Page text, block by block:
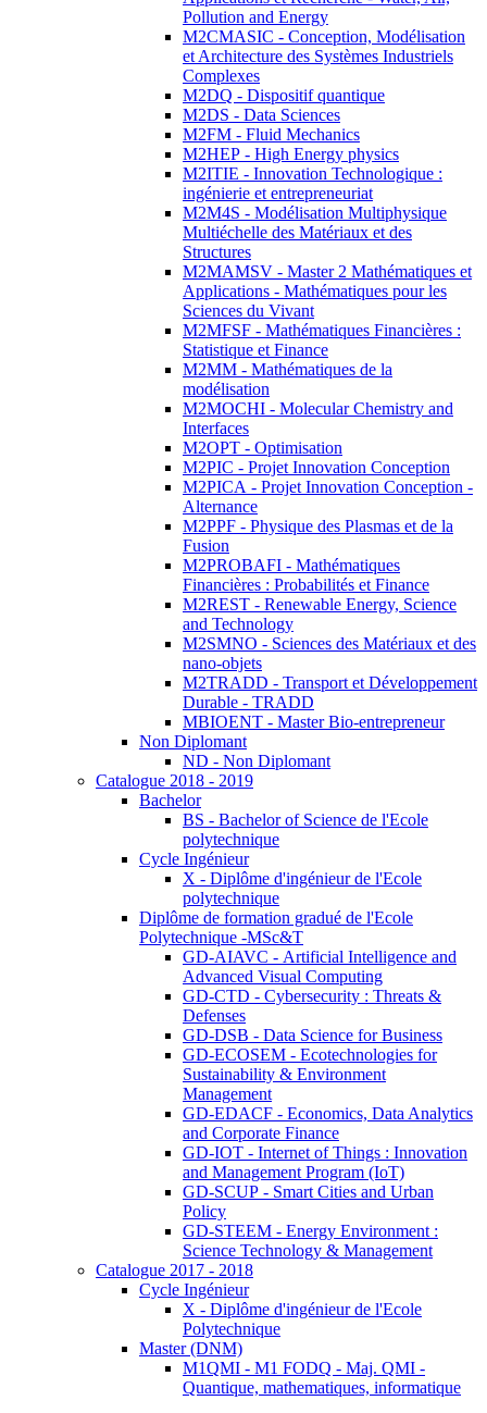
Pollution and Energy
M2CMASIC - Conception, Modélisation
et Architecture des Systèmes Industriels
Complexes
M2DQ - Dispositif quantique
M2DS - Data Sciences
M2FM - Fluid Mechanics
M2HEP - High Energy physics
M2ITIE - Innovation Technologique :
ingénierie et entrepreneuriat
M2M4S - Modélisation Multiphysique
Multiéchelle des Matériaux et des
Structures
M2MAMSV - Master 2 Mathématiques et
Applications - Mathématiques pour les
Sciences du Vivant
M2MFSF - Mathématiques Financières :
Statistique et Finance
M2MM - Mathématiques de la
modélisation
M2MOCHI - Molecular Chemistry and
Interfaces
M2OPT - Optimisation
M2PIC - Projet Innovation Conception
M2PICA - Projet Innovation Conception -
Alternance
M2PPF - Physique des Plasmas et de la
Fusion
M2PROBAFI - Mathématiques
Financières : Probabilités et Finance
M2REST - Renewable Energy, Science
and Technology
M2SMNO - Sciences des Matériaux et des
nano-objets
M2TRADD - Transport et Développement
Durable - TRADD
MBIOENT - Master Bio-entrepreneur
Non Diplomant
ND - Non Diplomant
Catalogue 2018 - 2019
Bachelor
BS - Bachelor of Science de l'Ecole
polytechnique
Cycle Ingénieur
X - Diplôme d'ingénieur de l'Ecole
polytechnique
Diplôme de formation gradué de l'Ecole
Polytechnique -MSc&T
GD-AIAVC - Artificial Intelligence and
Advanced Visual Computing
GD-CTD - Cybersecurity : Threats &
Defenses
GD-DSB - Data Science for Business
GD-ECOSEM - Ecotechnologies for
Sustainability & Environment
Management
GD-EDACF - Economics, Data Analytics
and Corporate Finance
GD-IOT - Internet of Things : Innovation
and Management Program (IoT)
GD-SCUP - Smart Cities and Urban
Policy
GD-STEEM - Energy Environment :
Science Technology & Management
Catalogue 2017 - 2018
Cycle Ingénieur
X - Diplôme d'ingénieur de l'Ecole
Polytechnique
Master (DNM)
M1QMI - M1 FODQ - Maj. QMI -
Quantique, mathematiques, informatique